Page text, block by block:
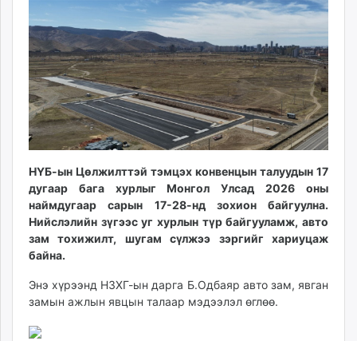
24tsag.mn
shuud.mn
eagle.mn
ergelt.mn
zarig.mn
today.mn
zuv.mn
mminfo.mn
ugluu.mn
urlag.mn
unen.mn
asu.mn
shudarga.mn
unuudur.mn
mglradio.com
12:30:26
22:51:36
НҮБ-ын Цөлжилттэй тэмцэх конвенцын талуудын 17
дугаар бага хурлыг Монгол Улсад 2026 оны
наймдугаар сарын 17-28-нд зохион байгуулна.
Нийслэлийн зүгээс уг хурлын түр байгууламж, авто
зам тохижилт, шугам сүлжээ зэргийг хариуцаж
байна.
Энэ хүрээнд НЗХГ-ын дарга Б.Одбаяр авто зам, явган
замын ажлын явцын талаар мэдээлэл өглөө.